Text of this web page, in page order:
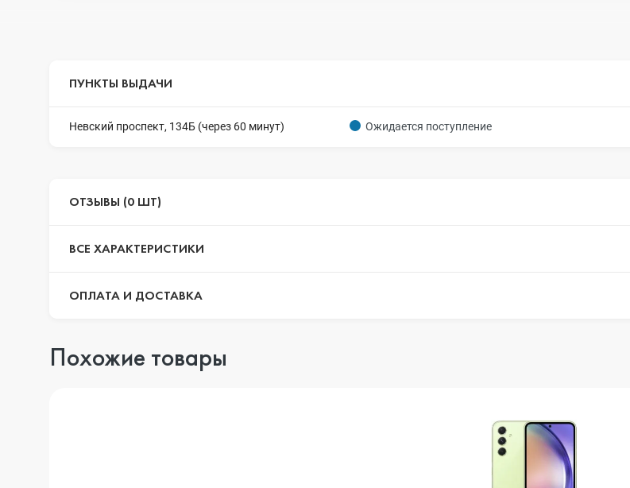
ПУНКТЫ ВЫДАЧИ
Невский проспект, 134Б (через 60 минут) Ожидается поступление
ОТЗЫВЫ (0 ШТ)
ВСЕ ХАРАКТЕРИСТИКИ
ОПЛАТА И ДОСТАВКА
Похожие товары